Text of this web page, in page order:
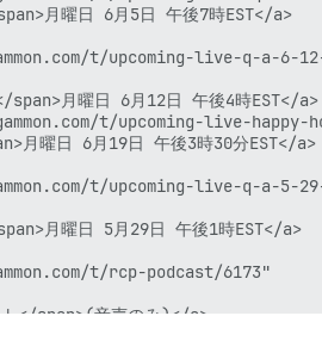
月曜日 6月5日 午後7時EST</a>
t/upcoming-live-q-a-6-
span>月曜日 6月12日 午後4時EST</a>
t/upcoming-live-
月曜日 6月19日 午後3時30分EST</a>
t/upcoming-live-q-a-5-
月曜日 5月29日 午後1時EST</a>
t/rcp-podcast/6173"
</span>(音声のみ)</a>